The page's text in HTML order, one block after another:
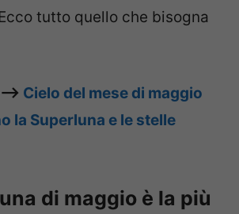
tutto quello che bisogna
Cielo del mese di maggio
la Superluna e le stelle
di maggio è la più